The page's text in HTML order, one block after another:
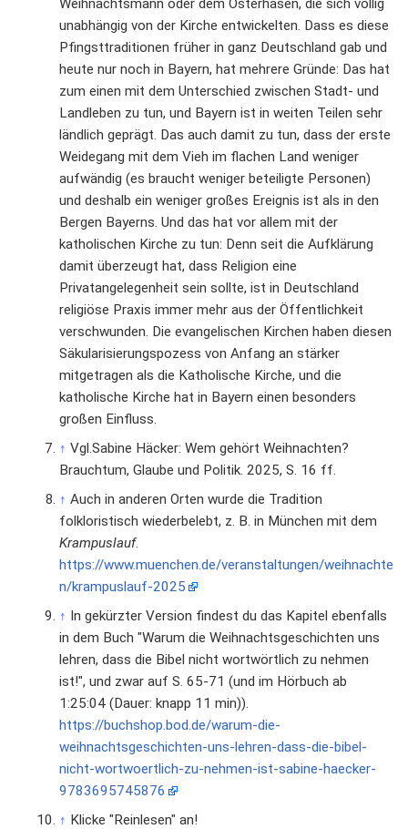
Weihnachtsmann oder dem Osterhasen, die sich völlig
unabhängig von der Kirche entwickelten. Dass es diese
Pfingsttraditionen früher in ganz Deutschland gab und
heute nur noch in Bayern, hat mehrere Gründe: Das hat
zum einen mit dem Unterschied zwischen Stadt- und
Landleben zu tun, und Bayern ist in weiten Teilen sehr
ländlich geprägt. Das auch damit zu tun, dass der erste
Weidegang mit dem Vieh im flachen Land weniger
aufwändig (es braucht weniger beteiligte Personen)
und deshalb ein weniger großes Ereignis ist als in den
Bergen Bayerns. Und das hat vor allem mit der
katholischen Kirche zu tun: Denn seit die Aufklärung
damit überzeugt hat, dass Religion eine
Privatangelegenheit sein sollte, ist in Deutschland
religiöse Praxis immer mehr aus der Öffentlichkeit
verschwunden. Die evangelischen Kirchen haben diesen
Säkularisierungspozess von Anfang an stärker
mitgetragen als die Katholische Kirche, und die
katholische Kirche hat in Bayern einen besonders
großen Einfluss.
↑ Vgl.Sabine Häcker: Wem gehört Weihnachten?
Brauchtum, Glaube und Politik. 2025, S. 16 ff.
↑ Auch in anderen Orten wurde die Tradition
folkloristisch wiederbelebt, z. B. in München mit dem
Krampuslauf.
https://www.muenchen.de/veranstaltungen/weihnachte
n/krampuslauf-2025
↑ In gekürzter Version findest du das Kapitel ebenfalls
in dem Buch "Warum die Weihnachtsgeschichten uns
lehren, dass die Bibel nicht wortwörtlich zu nehmen
ist!", und zwar auf S. 65-71 (und im Hörbuch ab
1:25:04 (Dauer: knapp 11 min)).
https://buchshop.bod.de/warum-die-
weihnachtsgeschichten-uns-lehren-dass-die-bibel-
nicht-wortwoertlich-zu-nehmen-ist-sabine-haecker-
9783695745876
↑ Klicke "Reinlesen" an!